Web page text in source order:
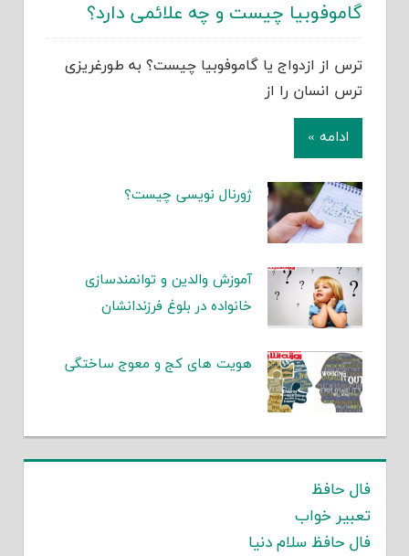
گاموفوبیا چیست و چه علائمی دارد؟
ترس از ازدواج یا گاموفوبیا چیست؟ به طورغریزی
ترس انسان را از
ادامه »
ژورنال نویسی چیست؟
آموزش والدین و توانمندسازی
خانواده در بلوغ فرزندانشان
هویت های کج و معوج ساختگی
فال حافظ
تعبیر خواب
فال حافظ سلام دنیا